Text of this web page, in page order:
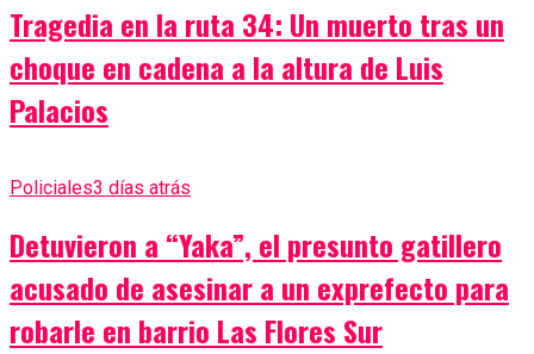
Tragedia en la ruta 34: Un muerto tras un
choque en cadena a la altura de Luis
Palacios
Policiales3 días atrás
Detuvieron a “Yaka”, el presunto gatillero
acusado de asesinar a un exprefecto para
robarle en barrio Las Flores Sur